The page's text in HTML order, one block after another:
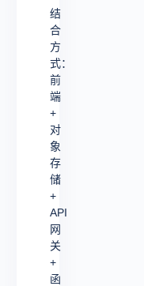
结
合
方
式：
前
端
+
对
象
存
储
+
API
网
关
+
函